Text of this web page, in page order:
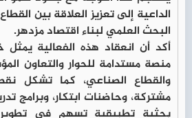
الداعية إلى تعزيز العلاقة بين
البحث العلمي لبناء اقتصاد مزدهر.
أكد أن انعقاد هذه الفعالية يمثل
منصة مستدامة للحوار والتعاون
والقطاع الصناعي، كما تشكل
مشتركة، وحاضنات ابتكار، وبرامج
بحثية تطبيقية تسهم في تطوير